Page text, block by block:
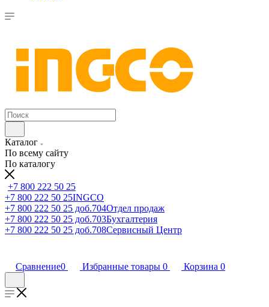
Каталог
По всему сайту
По каталогу
+7 800 222 50 25
+7 800 222 50 25INGCO
+7 800 222 50 25 доб.704Отдел продаж
+7 800 222 50 25 доб.703Бухгалтерия
+7 800 222 50 25 доб.708Сервисный Центр
Сравнение0 Избранные товары 0 Корзина 0